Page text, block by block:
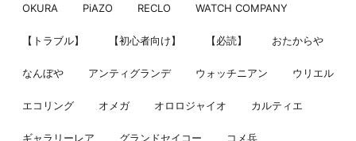
OKURA PiAZO RECLO WATCH COMPANY
【トラブル】 【初心者向け】 【必読】 おたからや
なんぼや アンティグランデ ウォッチニアン ウリエル
エコリング オメガ オロロジャイオ カルティエ
ギャラリーレア グランドセイコー コメ兵